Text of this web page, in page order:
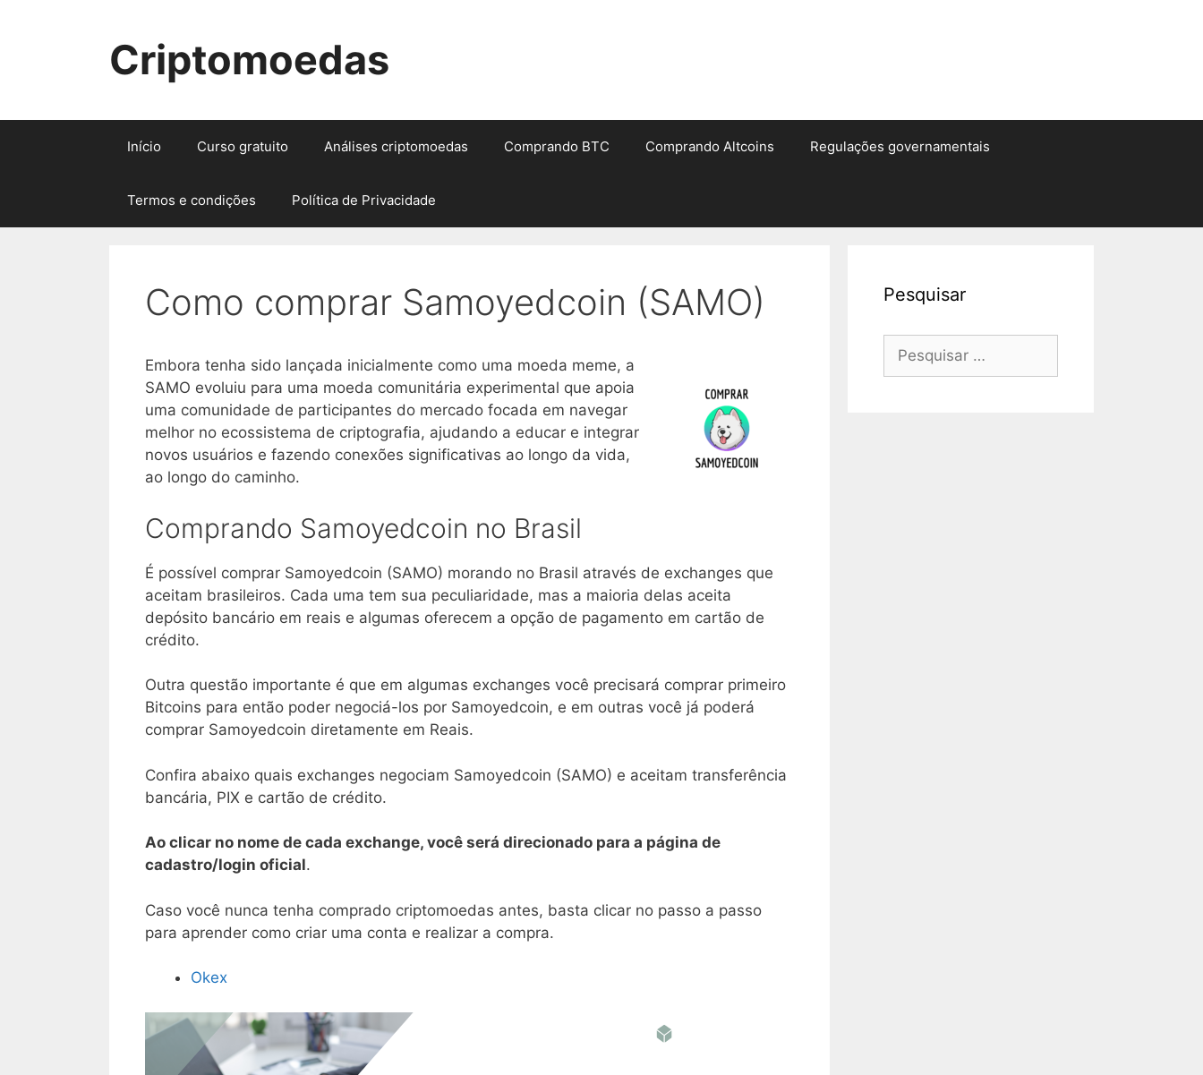
Criptomoedas
Início Curso gratuito Análises criptomoedas Comprando BTC Comprando Altcoins Regulações governamentais
Termos e condições Política de Privacidade
Como comprar Samoyedcoin (SAMO)
Embora tenha sido lançada inicialmente como uma moeda meme, a
SAMO evoluiu para uma moeda comunitária experimental que apoia
uma comunidade de participantes do mercado focada em navegar
melhor no ecossistema de criptografia, ajudando a educar e integrar
novos usuários e fazendo conexões significativas ao longo da vida,
ao longo do caminho.
Comprando Samoyedcoin no Brasil
É possível comprar Samoyedcoin (SAMO) morando no Brasil através de exchanges que
aceitam brasileiros. Cada uma tem sua peculiaridade, mas a maioria delas aceita
depósito bancário em reais e algumas oferecem a opção de pagamento em cartão de
crédito.
Outra questão importante é que em algumas exchanges você precisará comprar primeiro
Bitcoins para então poder negociá-los por Samoyedcoin, e em outras você já poderá
comprar Samoyedcoin diretamente em Reais.
Confira abaixo quais exchanges negociam Samoyedcoin (SAMO) e aceitam transferência
bancária, PIX e cartão de crédito.
Ao clicar no nome de cada exchange, você será direcionado para a página de
cadastro/login oficial.
Caso você nunca tenha comprado criptomoedas antes, basta clicar no passo a passo
para aprender como criar uma conta e realizar a compra.
Okex
Pesquisar
Pesquisar